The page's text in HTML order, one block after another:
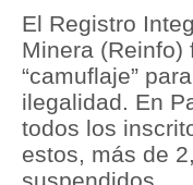
Finanzas Personales
Inmobiliarias
Plus G
Opinión
El Registro
Minera (Reinfo)
“camuflaje”
ilegalidad. En
todos los
estos, más de